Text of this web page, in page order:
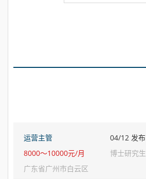
运营主管 04/12 发布
8000～10000元/月
广东省广州市白云区